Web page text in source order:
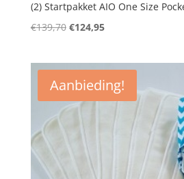
(2) Startpakket AIO One Size
€139,70 Oorspronkelijke
€139,70.
€124,95Huidige
€124,95.
Aanbieding!